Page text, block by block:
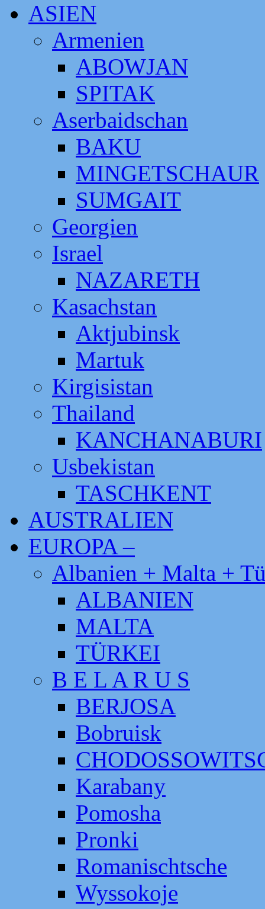
ASIEN
Armenien
ABOWJAN
SPITAK
Aserbaidschan
BAKU
MINGETSCHAUR
SUMGAIT
Georgien
Israel
NAZARETH
Kasachstan
Aktjubinsk
Martuk
Kirgisistan
Thailand
KANCHANABURI
Usbekistan
TASCHKENT
AUSTRALIEN
EUROPA –
Albanien + Malta +
ALBANIEN
MALTA
TÜRKEI
B E L A R U S
BERJOSA
Bobruisk
Karabany
Pomosha
Pronki
Romanischtsche
Wyssokoje